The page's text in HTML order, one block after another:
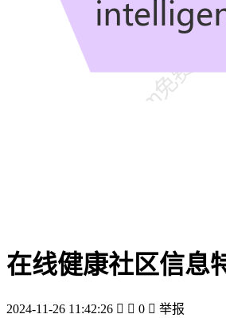
在线健康社区信息
2024-11-26 11:42:26   0  举报